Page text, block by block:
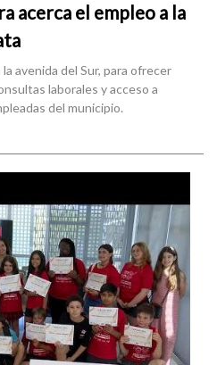
acerca el empleo a la
avenida del Sur, para ofrecer
laborales y acceso a
del municipio.